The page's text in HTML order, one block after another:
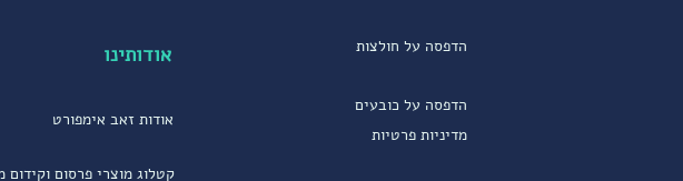
אודותינו
אודות זאב אימפורט
קטלוג מוצרי פרסום וקידום
הדפסה על חולצות
הדפסה על כובעים
מדיניות פרטיות